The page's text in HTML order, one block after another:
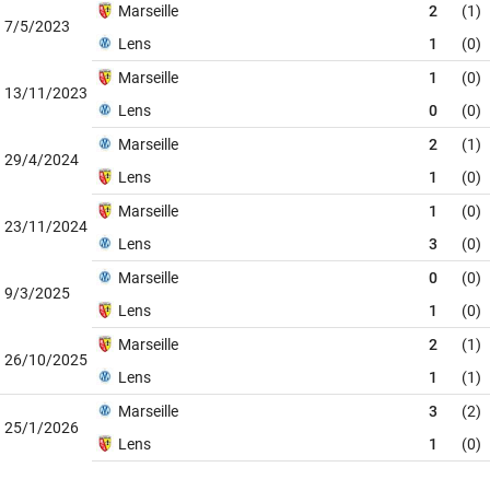
7/5/2023
Marseille 2
(1)
Lens
1 (0)
13/11/2023
Marseille 1
(0)
Lens
0 (0)
29/4/2024
Marseille 2
(1)
Lens
1 (0)
23/11/2024
Marseille 1
(0)
Lens
3 (0)
9/3/2025
Marseille 0
(0)
Lens
1 (0)
26/10/2025
Marseille 2
(1)
Lens
1 (1)
25/1/2026
Marseille 3
(2)
Lens
1 (0)